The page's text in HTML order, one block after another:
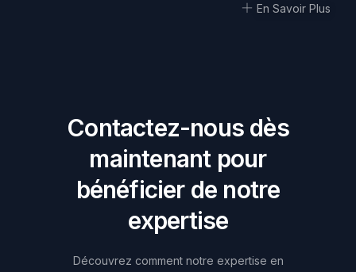
En Savoir Plus
Contactez-nous dès
maintenant pour
bénéficier de notre
expertise
Découvrez comment notre expertise en